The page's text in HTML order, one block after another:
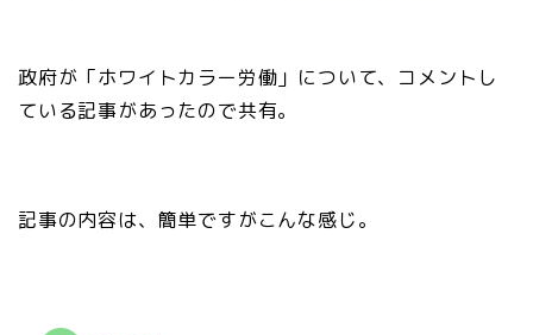
政府が「ホワイトカラー労働」について、コメントし
ている記事があったので共有。
記事の内容は、簡単ですがこんな感じ。